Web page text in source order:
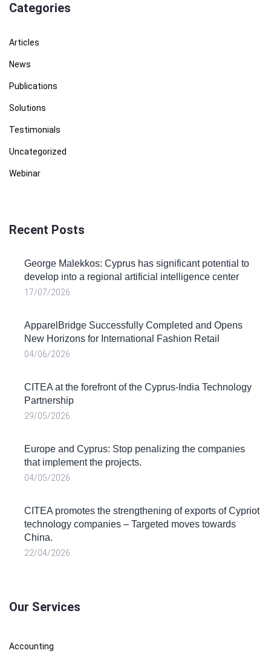
Categories
Articles
News
Publications
Solutions
Testimonials
Uncategorized
Webinar
Recent Posts
George Malekkos: Cyprus has significant potential to
develop into a regional artificial intelligence center
17/07/2026
ApparelBridge Successfully Completed and Opens
New Horizons for International Fashion Retail
04/06/2026
CITEA at the forefront of the Cyprus-India Technology
Partnership
29/05/2026
Europe and Cyprus: Stop penalizing the companies
that implement the projects.
04/05/2026
CITEA promotes the strengthening of exports of Cypriot
technology companies – Targeted moves towards
China.
22/04/2026
Our Services
Accounting